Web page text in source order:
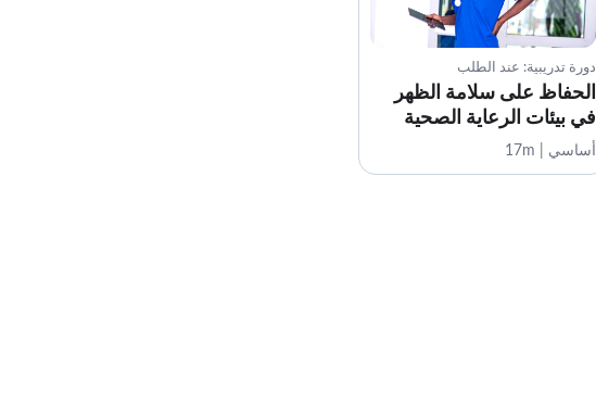
دورة تدريبية: عند الطلب
الحفاظ على سلامة الظهر
في بيئات الرعاية الصحية
للكوادر الطبية
أساسي | 17m